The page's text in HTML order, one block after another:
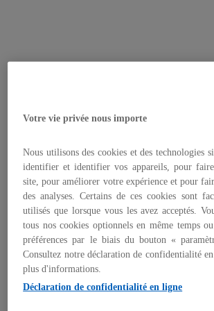
E-mail professionnel *
Société *
Fonction *
Votre vie privée nous importe
Nous utilisons des cookies et des technologies
identifier et identifier vos appareils, pour
site, pour améliorer votre expérience et pour
des analyses. Certains de ces cookies sont
utilisés que lorsque vous les avez acceptés.
tous nos cookies optionnels en même temps
préférences par le biais du bouton «
Consultez notre déclaration de confidentialité
plus d'informations.
Déclaration de confidentialité en ligne